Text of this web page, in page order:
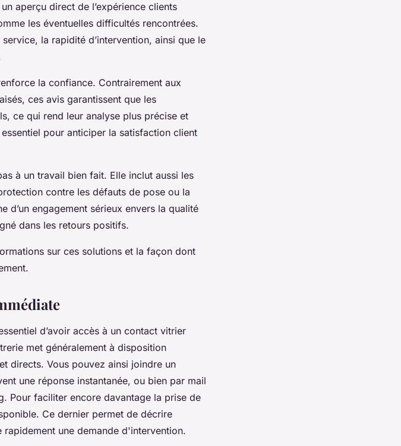
aperçu direct de l’expérience clients
les éventuelles difficultés rencontrées.
la rapidité d’intervention, ainsi que le
la confiance. Contrairement aux
ces avis garantissent que les
ce qui rend leur analyse plus précise et
pour anticiper la satisfaction client
à un travail bien fait. Elle inclut aussi les
contre les défauts de pose ou la
d’un engagement sérieux envers la qualité
dans les retours positifs.
sur ces solutions et la façon dont
d’avoir accès à un contact vitrier
met généralement à disposition
directs. Vous pouvez ainsi joindre un
une réponse instantanée, ou bien par mail
Pour faciliter encore davantage la prise de
Ce dernier permet de décrire
une demande d'intervention.